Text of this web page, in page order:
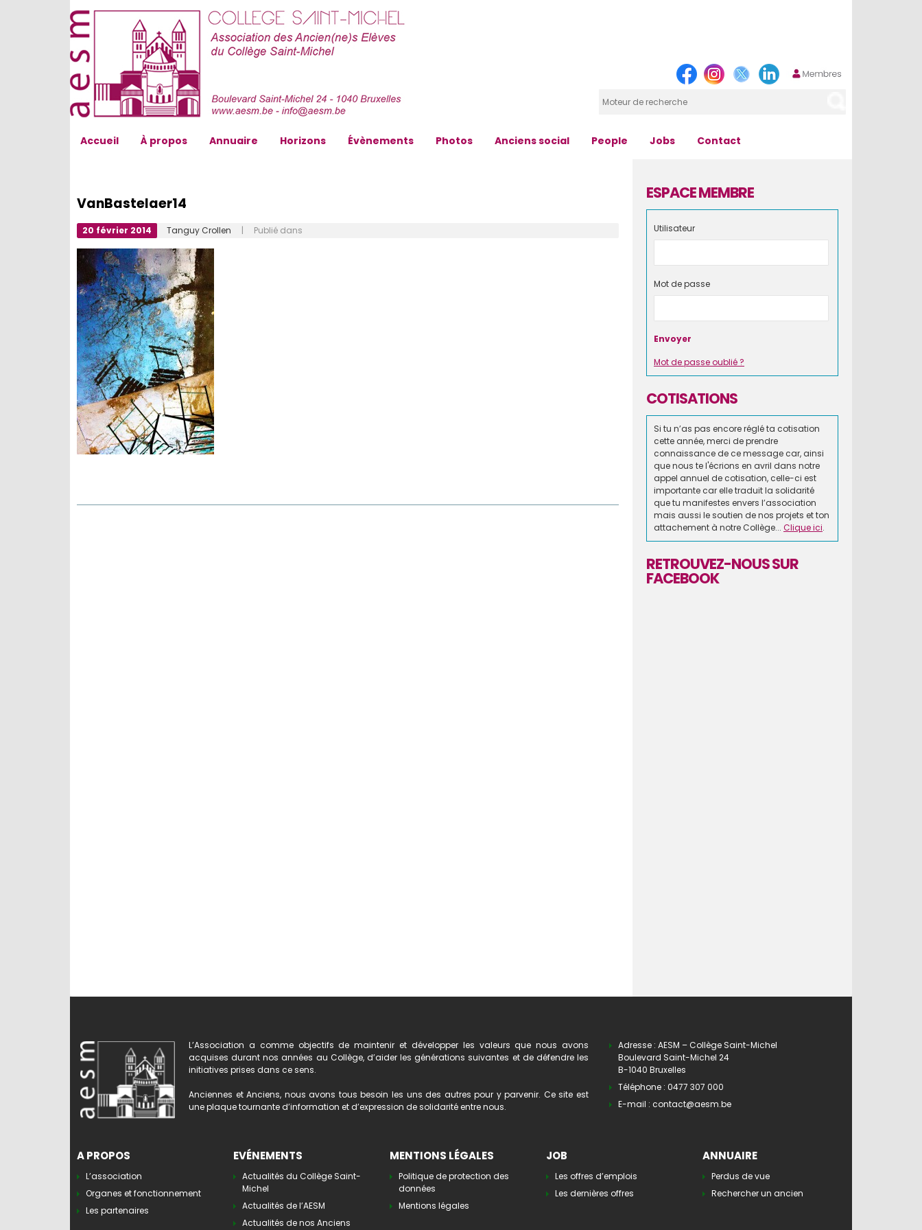
Accueil À propos Annuaire Horizons Évènements Photos Anciens social People Jobs Contact
VanBastelaer14
20 février 2014 Tanguy Crollen | Publié dans
ESPACE MEMBRE
Utilisateur
Mot de passe
Mot de passe oublié ?
COTISATIONS
Si tu n’as pas encore réglé ta cotisation
cette année, merci de prendre
connaissance de ce message car, ainsi
que nous te l'écrions en avril dans notre
appel annuel de cotisation, celle-ci est
importante car elle traduit la solidarité
que tu manifestes envers l’association
mais aussi le soutien de nos projets et ton
attachement à notre Collège... Clique ici.
RETROUVEZ-NOUS SUR
FACEBOOK
L’Association a comme objectifs de maintenir et développer les valeurs que nous avons
acquises durant nos années au Collège, d’aider les générations suivantes et de défendre les
initiatives prises dans ce sens.
Anciennes et Anciens, nous avons tous besoin les uns des autres pour y parvenir. Ce site est
une plaque tournante d’information et d’expression de solidarité entre nous.
Adresse : AESM – Collège Saint-Michel
Boulevard Saint-Michel 24
B-1040 Bruxelles
Téléphone : 0477 307 000
E-mail : contact@aesm.be
A PROPOS
L’association
Organes et fonctionnement
Les partenaires
EVÉNEMENTS
Actualités du Collège Saint-
Michel
Actualités de l’AESM
Actualités de nos Anciens
MENTIONS LÉGALES
Politique de protection des
données
Mentions légales
JOB
Les offres d’emplois
Les dernières offres
ANNUAIRE
Perdus de vue
Rechercher un ancien